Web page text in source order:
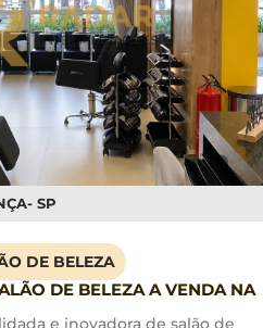
- SP
DE BELEZA
DE BELEZA A VENDA NA
e inovadora de salão de